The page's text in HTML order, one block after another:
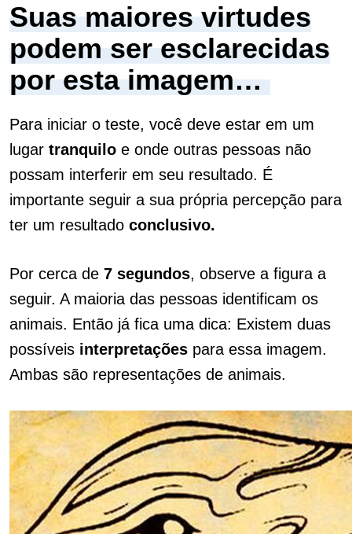
Suas maiores virtudes
podem ser esclarecidas
por esta imagem…
Para iniciar o teste, você deve estar em um
lugar tranquilo e onde outras pessoas não
possam interferir em seu resultado. É
importante seguir a sua própria percepção para
ter um resultado conclusivo.
Por cerca de 7 segundos, observe a figura a
seguir. A maioria das pessoas identificam os
animais. Então já fica uma dica: Existem duas
possíveis interpretações para essa imagem.
Ambas são representações de animais.